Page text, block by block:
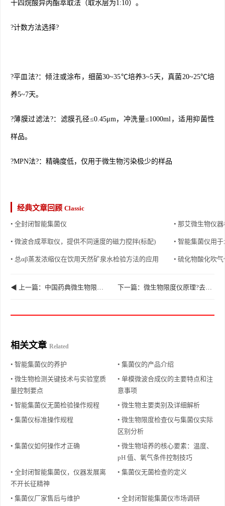
十四烷酸异丙酯萃取法（取水层为1:10）。
?计数方法选择?
?平皿法?：倾注或涂布，细菌30~35℃培养3~5天，真菌20~25℃培
养5~7天。
?薄膜过滤法?：滤膜孔径≤0.45μm，冲洗量≤1000ml，适用抑菌性
样品。
?MPN法?：精确度低，仅用于微生物污染极少的样品
经典文章回顾 Classic
• 全封闭智能集菌仪 • 那艾微生物仪
• 微波合成萃取仪，提供不同速度的磁力搅拌(标配) • 智能集菌仪用
• 总αβ蒸发浓缩仪在饮用天然矿泉水检验方法的应用 • 硫化物酸化吹
相关文章 Related
• 智能集菌仪的养护
• 集菌仪的产品介绍
• 微生物检测关键技术与实验室质
量控制要点
• 单模微波合成仪的主要特点和注
意事项
• 智能集菌仪无菌检验操作规程
• 微生物主要类别及详细解析
• 集菌仪标准操作规程
• 微生物限度检查仪与集菌仪实际
区别分析
• 集菌仪如何操作才正确
• 微生物培养的核心要素：温度、
pH 值、氧气条件控制技巧
• 全封闭智能集菌仪，仪器发展离
不开长征精神
• 集菌仪无菌检查的定义
• 集菌仪厂家售后与维护 • 全封闭智能集菌仪市场调研